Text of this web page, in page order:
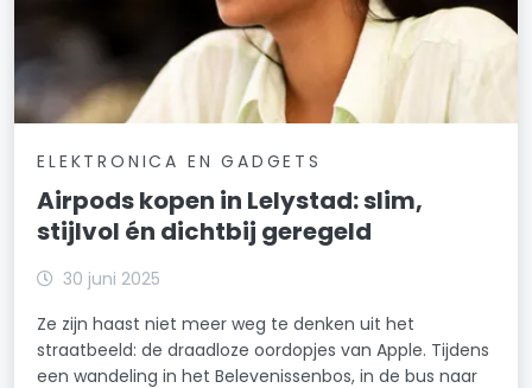
ELEKTRONICA EN GADGETS
Airpods kopen in Lelystad: slim,
stijlvol én dichtbij geregeld
30 juni 2025
Ze zijn haast niet meer weg te denken uit het
straatbeeld: de draadloze oordopjes van Apple. Tijdens
een wandeling in het Belevenissenbos, in de bus naar